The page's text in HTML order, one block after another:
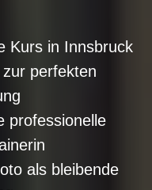
Kurs in Innsbruck
perfekten
professionelle
als bleibende